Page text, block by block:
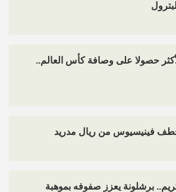
الأكثر حصولا على وصافة كأس العالم..
فينيسيوس من ريال مدريد
برشلونة يعزز صفوفه بموهبة